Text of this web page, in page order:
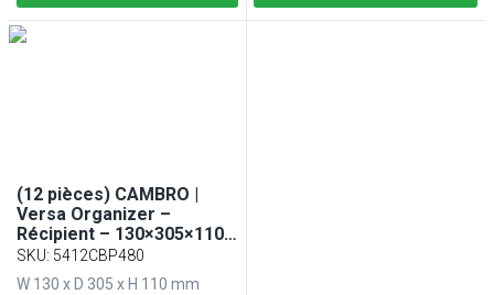
(12 pièces) CAMBRO |
Versa Organizer –
Récipient – 130×305×110
mm – gris moucheté
SKU: 5412CBP480
W 130 x D 305 x H 110 mm